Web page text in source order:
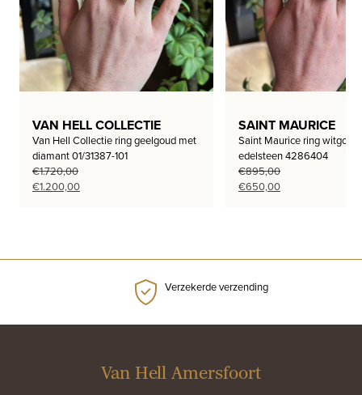
VAN HELL COLLECTIE
Van Hell Collectie ring geelgoud met
diamant 01/31387-101
€1.720,00
Oorspronkelijke
€1.200,00Huidige
SAINT MAURICE
Saint Maurice ring witgoud
edelsteen 4286404
€895,00
Oorspronkelijke
€650,00Huidige
Verzekerde verzending
Van Hell Amersfoort